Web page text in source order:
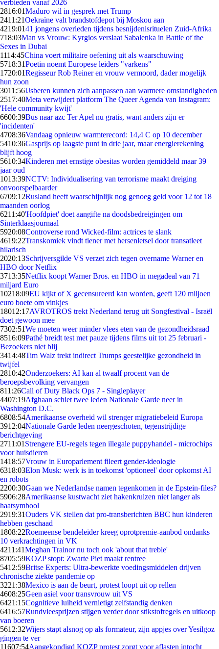
verbieden vanaf 2026
2816:01Maduro wil in gesprek met Trump
2411:21Oekraïne valt brandstofdepot bij Moskou aan
4219:0141 jongens overleden tijdens besnijdenisrituelen Zuid-Afrika
718:03Man vs Vrouw: Kyrgios verslaat Sabalenka in Battle of the
Sexes in Dubai
1114:45China voert militaire oefening uit als waarschuwing
5718:31Poetin noemt Europese leiders "varkens"
1720:01Regisseur Rob Reiner en vrouw vermoord, dader mogelijk
hun zoon
3011:56IJsberen kunnen zich aanpassen aan warmere omstandigheden
2517:40Meta verwijdert platform The Queer Agenda van Instagram:
'Hele community kwijt'
6600:39Bus naar azc Ter Apel nu gratis, want anders zijn er
'incidenten'
4708:36Vandaag opnieuw warmterecord: 14,4 C op 10 december
5410:36Gasprijs op laagste punt in drie jaar, maar energierekening
blijft hoog
5610:34Kinderen met ernstige obesitas worden gemiddeld maar 39
jaar oud
1013:39NCTV: Individualisering van terrorisme maakt dreiging
onvoorspelbaarder
6709:12Rusland heeft waarschijnlijk nog genoeg geld voor 12 tot 18
maanden oorlog
6211:40'Hoofdpiet' doet aangifte na doodsbedreigingen om
Sinterklaasjournaal
5920:08Controverse rond Wicked-film: actrices te slank
4619:22Transkomiek vindt tiener met hersenletsel door transatleet
hilarisch
2020:13Schrijversgilde VS verzet zich tegen overname Warner en
HBO door Netflix
3713:35Netflix koopt Warner Bros. en HBO in megadeal van 71
miljard Euro
10218:09EU kijkt of X gecensureerd kan worden, geeft 120 miljoen
euro boete om vinkjes
18012:17AVROTROS trekt Nederland terug uit Songfestival - Israël
doet gewoon mee
7302:51We moeten weer minder vlees eten van de gezondheidsraad
8516:09Pathé breidt test met pauze tijdens films uit tot 25 februari -
Bezoekers niet blij
3414:48Tim Walz trekt indirect Trumps geestelijke gezondheid in
twijfel
2810:42Onderzoekers: AI kan al twaalf procent van de
beroepsbevolking vervangen
811:26Call of Duty Black Ops 7 - Singleplayer
4407:19Afghaan schiet twee leden Nationale Garde neer in
Washington D.C.
6808:54Amerikaanse overheid wil strenger migratiebeleid Europa
3912:04Nationale Garde leden neergeschoten, tegenstrijdige
berichtgeving
2711:01 Strengere EU-regels tegen illegale puppyhandel - microchips
voor huisdieren
1418:57Vrouw in Europarlement fileert gender-ideologie
6318:03Elon Musk: werk is in toekomst 'optioneel' door opkomst AI
en robots
2200:30Gaan we Nederlandse namen tegenkomen in de Epstein-files?
5906:28Amerikaanse kustwacht ziet hakenkruizen niet langer als
haatsymbool
2919:31Ouders VK stellen dat pro-transberichten BBC hun kinderen
hebben geschaad
1808:22Roemeense bendeleider kreeg oprotpremie-aanbod ondanks
10 verkrachtingen in VK
4211:41Meghan Trainor nu toch ook 'about that treble'
8705:59KOZP stopt: Zwarte Piet maakt rentree
5412:59Britse Experts: Ultra-bewerkte voedingsmiddelen drijven
chronische ziekte pandemie op
3221:38Mexico is aan de beurt, protest loopt uit op rellen
4608:25Geen asiel voor transvrouw uit VS
6421:15Cognitieve luiheid vernietigt zelfstandig denken
6416:57Rundvleesprijzen stijgen verder door stikstofregels en uitkoop
van boeren
5612:32Wijers stapt alsnog op als formateur, zijn appjes over Yesilgoz
gingen te ver
11607:54Aangekondigd KOZP protest zorgt voor aflasten intocht